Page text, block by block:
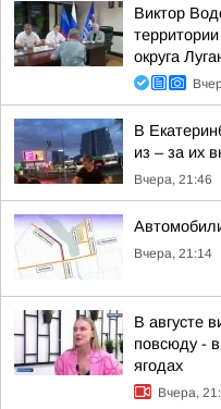
Виктор
округа
В
из – за их
Вчера, 21:46
Вчера, 21:14
В августе
повсюду -
ягодах
Вчера,